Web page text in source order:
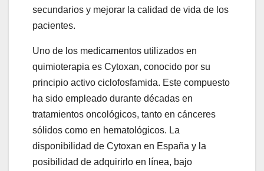
secundarios y mejorar la calidad de vida de los
pacientes.
Uno de los medicamentos utilizados en
quimioterapia es Cytoxan, conocido por su
principio activo ciclofosfamida. Este compuesto
ha sido empleado durante décadas en
tratamientos oncológicos, tanto en cánceres
sólidos como en hematológicos. La
disponibilidad de Cytoxan en España y la
posibilidad de adquirirlo en línea, bajo